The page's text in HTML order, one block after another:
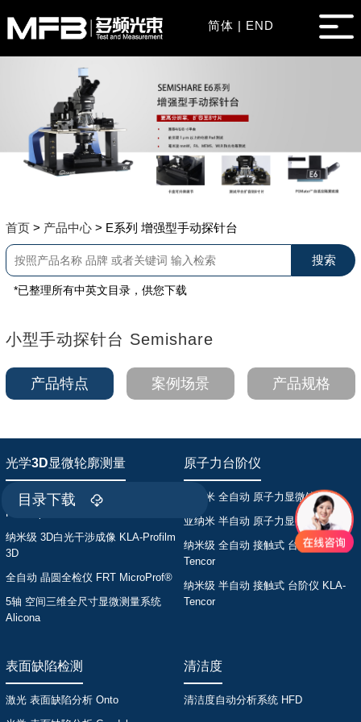
简体 | END
首页> 产品中心> E系列 增强型手动探针台
*已整理所有中英文目录，供您下载
小型手动探针台 Semishare
产品特点 案例场景 产品规格
目录下载
光学3D显微轮廓测量
多功能 光谱共聚焦3D轮廓仪
FocalSpec
纳米级 3D白光干涉成像 KLA-Profilm
3D
全自动 晶圆全检仪 FRT MicroProf®
5轴 空间三维全尺寸显微测量系统
Alicona
原子力台阶仪
亚纳米 全自动 原子力显微镜 Park
亚纳米 半自动 原子力显微镜 Park
纳米级 全自动 接触式 台阶仪 KLA-
Tencor
纳米级 半自动 接触式 台阶仪 KLA-
Tencor
表面缺陷检测
激光 表面缺陷分析 Onto
清洁度
清洁度自动分析系统 HFD